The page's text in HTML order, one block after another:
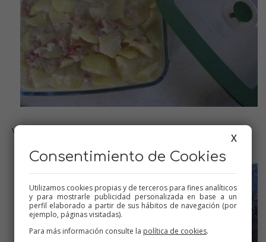
volcamos la preparación
X
Consentimiento de Cookies
Utilizamos cookies propias y de terceros para fines analíticos
y para mostrarle publicidad personalizada en base a un
perfil elaborado a partir de sus hábitos de navegación (por
ejemplo, páginas visitadas).
Para más información consulte la política de cookies.